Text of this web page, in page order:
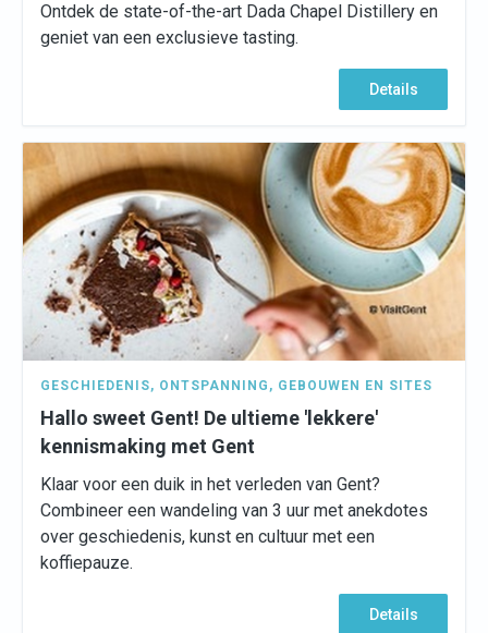
Ontdek de state-of-the-art Dada Chapel Distillery en
geniet van een exclusieve tasting.
Details
GESCHIEDENIS, ONTSPANNING , GEBOUWEN EN SITES
Hallo sweet Gent! De ultieme 'lekkere'
kennismaking met Gent
Klaar voor een duik in het verleden van Gent?
Combineer een wandeling van 3 uur met anekdotes
over geschiedenis, kunst en cultuur met een
koffiepauze.
Details